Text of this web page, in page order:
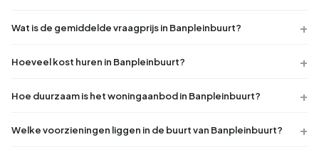
Wat is de gemiddelde vraagprijs in Banpleinbuurt?
Hoeveel kost huren in Banpleinbuurt?
Hoe duurzaam is het woningaanbod in Banpleinbuurt?
Welke voorzieningen liggen in de buurt van Banpleinbuurt?